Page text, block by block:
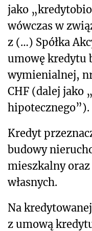
jako
wówczas w
z (…) Spółka
umowę kredytu
wymienialnej,
CHF (dalej jako
hipotecznego”).
Kredyt
budowy
mieszkalny
własnych.
Na
z umową